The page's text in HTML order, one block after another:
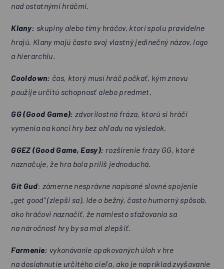
nad ostatnými hráčmi.
Klany: skupiny alebo tímy hráčov, ktorí spolu pravidelne
hrajú. Klany majú často svoj vlastný jedinečný názov, logo
a hierarchiu.
Cooldown: čas, ktorý musí hráč počkať, kým znovu
použije určitú schopnosť alebo predmet.
GG (Good Game): zdvorilostná fráza, ktorú si hráči
vymenia na konci hry bez ohľadu na výsledok.
GGEZ (Good Game, Easy): rozšírenie frázy GG, ktoré
naznačuje, že hra bola príliš jednoduchá.
Git Gud: zámerne nesprávne napísané slovné spojenie
„get good“ (zlepši sa). Ide o bežný, často humorný spôsob,
ako hráčovi naznačiť, že namiesto sťažovania sa
na náročnosť hry by sa mal zlepšiť.
Farmenie: vykonávanie opakovaných úloh v hre
na dosiahnutie určitého cieľa, ako je napríklad zvyšovanie